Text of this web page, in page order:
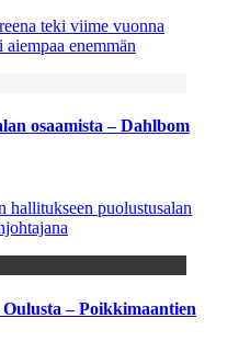
teki viime vuonna
enemmän
osaamista – Dahlbom
hallitukseen puolustusalan
– Poikkimaantien